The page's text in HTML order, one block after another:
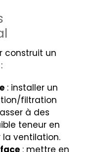
construit un
: installer un
filtration
à des
teneur en
la ventilation.
: mettre en